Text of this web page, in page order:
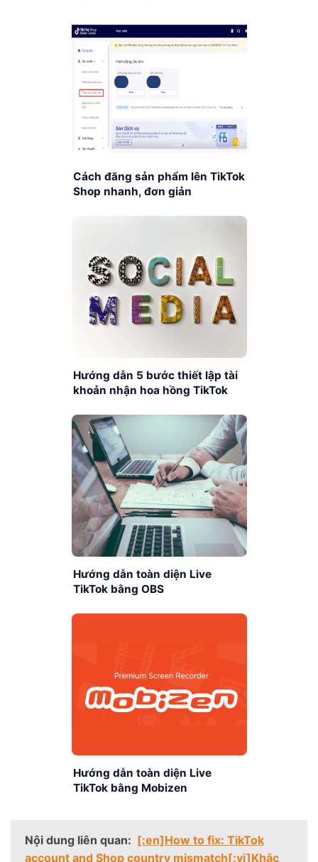
Cách đăng sản phẩm lên TikTok
Shop nhanh, đơn giản
Hướng dẫn 5 bước thiết lập tài
khoản nhận hoa hồng TikTok
Hướng dẫn toàn diện Live
TikTok bằng OBS
Hướng dẫn toàn diện Live
TikTok bằng Mobizen
Nội dung liên quan: [:en]How to fix: TikTok
account and Shop country mismatch[:vi]Khắc